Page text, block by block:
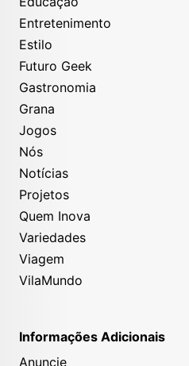
Entretenimento
Estilo
Futuro Geek
Gastronomia
Grana
Jogos
Nós
Notícias
Projetos
Quem Inova
Variedades
Viagem
VilaMundo
Informações Adicionais
Anuncie